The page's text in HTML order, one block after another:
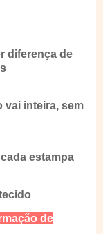
diferença de
vai inteira, sem
estampa
de